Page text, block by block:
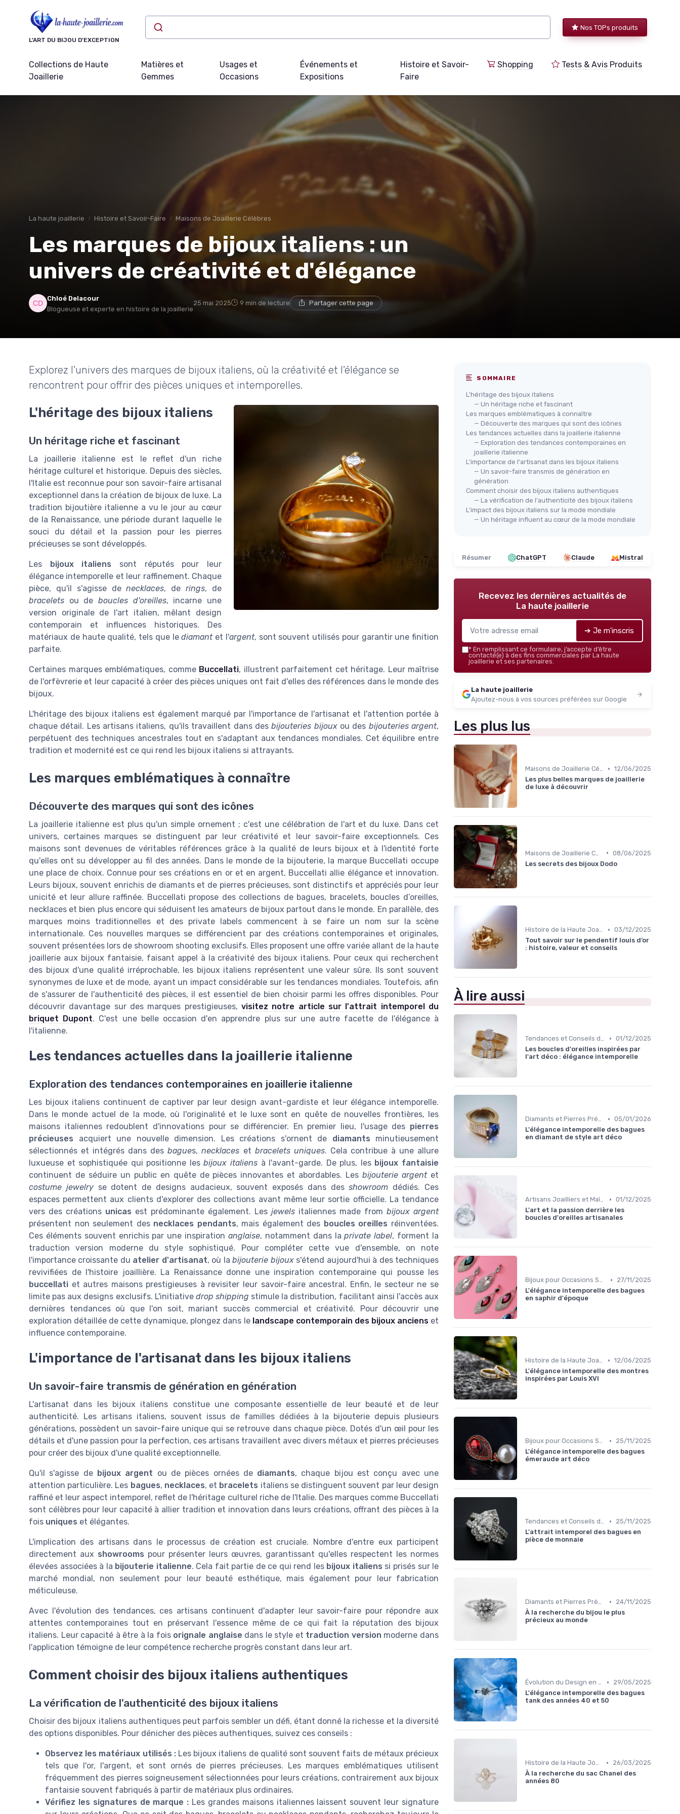
L’ART DU BIJOU D’EXCEPTION
Nos TOPs produits
Collections de Haute
Joaillerie
Matières et
Gemmes
Usages et
Occasions
Événements et
Expositions
Histoire et Savoir-
Faire
Shopping Tests & Avis Produits
La haute joaillerie Histoire et Savoir-Faire Maisons de Joaillerie Célèbres
Les marques de bijoux italiens : un
univers de créativité et d'élégance
Chloé Delacour
Blogueuse et experte en histoire de la joaillerie
25 mai 2025 9 min de lecture Partager cette page
Explorez l'univers des marques de bijoux italiens, où la créativité et l'élégance se
rencontrent pour offrir des pièces uniques et intemporelles.
L'héritage des bijoux italiens
Un héritage riche et fascinant
La joaillerie italienne est le reflet d'un riche
héritage culturel et historique. Depuis des siècles,
l'Italie est reconnue pour son savoir-faire artisanal
exceptionnel dans la création de bijoux de luxe. La
tradition bijoutière italienne a vu le jour au cœur
de la Renaissance, une période durant laquelle le
souci du détail et la passion pour les pierres
précieuses se sont développés.
Les bijoux italiens sont réputés pour leur
élégance intemporelle et leur raffinement. Chaque
pièce, qu'il s'agisse denecklaces, derings, de
bracelets ou de boucles d'oreilles, incarne une
version originale de l'art italien, mêlant design
contemporain et influences historiques. Des
matériaux de haute qualité, tels que lediamantet l'argent, sont souvent utilisés pour garantir une finition
parfaite.
Certaines marques emblématiques, comme Buccellati, illustrent parfaitement cet héritage. Leur maîtrise
de l'orfèvrerie et leur capacité à créer des pièces uniques ont fait d'elles des références dans le monde des
bijoux.
L'héritage des bijoux italiens est également marqué par l'importance de l'artisanat et l'attention portée à
chaque détail. Les artisans italiens, qu'ils travaillent dans desbijouteries bijouxou des bijouteries argent,
perpétuent des techniques ancestrales tout en s'adaptant aux tendances mondiales. Cet équilibre entre
tradition et modernité est ce qui rend les bijoux italiens si attrayants.
Les marques emblématiques à connaître
Découverte des marques qui sont des icônes
La joaillerie italienne est plus qu'un simple ornement ; c'est une célébration de l'art et du luxe. Dans cet
univers, certaines marques se distinguent par leur créativité et leur savoir-faire exceptionnels. Ces
maisons sont devenues de véritables références grâce à la qualité de leurs bijoux et à l'identité forte
qu'elles ont su développer au fil des années. Dans le monde de la bijouterie, la marque Buccellati occupe
une place de choix. Connue pour ses créations en or et en argent, Buccellati allie élégance et innovation.
Leurs bijoux, souvent enrichis de diamants et de pierres précieuses, sont distinctifs et appréciés pour leur
unicité et leur allure raffinée. Buccellati propose des collections de bagues, bracelets, boucles d’oreilles,
necklaces et bien plus encore qui séduisent les amateurs de bijoux partout dans le monde. En parallèle, des
marques moins traditionnelles et des private labels commencent à se faire un nom sur la scène
internationale. Ces nouvelles marques se différencient par des créations contemporaines et originales,
souvent présentées lors de showroom shooting exclusifs. Elles proposent une offre variée allant de la haute
joaillerie aux bijoux fantaisie, faisant appel à la créativité des bijoux italiens. Pour ceux qui recherchent
des bijoux d'une qualité irréprochable, les bijoux italiens représentent une valeur sûre. Ils sont souvent
synonymes de luxe et de mode, ayant un impact considérable sur les tendances mondiales. Toutefois, afin
de s'assurer de l'authenticité des pièces, il est essentiel de bien choisir parmi les offres disponibles. Pour
découvrir davantage sur des marques prestigieuses, visitez notre article sur l'attrait intemporel du
briquet Dupont. C'est une belle occasion d'en apprendre plus sur une autre facette de l'élégance à
l'italienne.
Les tendances actuelles dans la joaillerie italienne
Exploration des tendances contemporaines en joaillerie italienne
Les bijoux italiens continuent de captiver par leur design avant-gardiste et leur élégance intemporelle.
Dans le monde actuel de la mode, où l'originalité et le luxe sont en quête de nouvelles frontières, les
maisons italiennes redoublent d'innovations pour se différencier. En premier lieu, l'usage des pierres
précieuses acquiert une nouvelle dimension. Les créations s'ornent de diamants minutieusement
sélectionnés et intégrés dans desbagues,necklaces et bracelets uniques. Cela contribue à une allure
luxueuse et sophistiquée qui positionne lesbijoux italiens à l'avant-garde. De plus, les bijoux fantaisie
continuent de séduire un public en quête de pièces innovantes et abordables. Lesbijouterie argentet
costume jewelryse dotent de designs audacieux, souvent exposés dans desshowroom dédiés. Ces
espaces permettent aux clients d'explorer des collections avant même leur sortie officielle. La tendance
vers des créations unicas est prédominante également. Les jewels italiennes made from bijoux argent
présentent non seulement des necklaces pendants, mais également des boucles oreilles réinventées.
Ces éléments souvent enrichis par une inspiration anglaise, notamment dans laprivate label, forment la
traduction version moderne du style sophistiqué. Pour compléter cette vue d'ensemble, on note
l'importance croissante du atelier d'artisanat, où labijouterie bijouxs'étend aujourd'hui à des techniques
revivifiées de l'histoire joaillière. La Renaissance donne une inspiration contemporaine qui pousse les
buccellati et autres maisons prestigieuses à revisiter leur savoir-faire ancestral. Enfin, le secteur ne se
limite pas aux designs exclusifs. L'initiative drop shipping stimule la distribution, facilitant ainsi l'accès aux
dernières tendances où que l'on soit, mariant succès commercial et créativité. Pour découvrir une
exploration détaillée de cette dynamique, plongez dans le landscape contemporain des bijoux ancienset
influence contemporaine.
L'importance de l'artisanat dans les bijoux italiens
Un savoir-faire transmis de génération en génération
L'artisanat dans les bijoux italiens constitue une composante essentielle de leur beauté et de leur
authenticité. Les artisans italiens, souvent issus de familles dédiées à la bijouterie depuis plusieurs
générations, possèdent un savoir-faire unique qui se retrouve dans chaque pièce. Dotés d'un œil pour les
détails et d'une passion pour la perfection, ces artisans travaillent avec divers métaux et pierres précieuses
pour créer des bijoux d'une qualité exceptionnelle.
Qu'il s'agisse de bijoux argent ou de pièces ornées de diamants, chaque bijou est conçu avec une
attention particulière. Les bagues, necklaces, et bracelets italiens se distinguent souvent par leur design
raffiné et leur aspect intemporel, reflet de l'héritage culturel riche de l'Italie. Des marques comme Buccellati
sont célèbres pour leur capacité à allier tradition et innovation dans leurs créations, offrant des pièces à la
fois uniques et élégantes.
L'implication des artisans dans le processus de création est cruciale. Nombre d'entre eux participent
directement aux showrooms pour présenter leurs œuvres, garantissant qu'elles respectent les normes
élevées associées à la bijouterie italienne. Cela fait partie de ce qui rend les bijoux italiens si prisés sur le
marché mondial, non seulement pour leur beauté esthétique, mais également pour leur fabrication
méticuleuse.
Avec l'évolution des tendances, ces artisans continuent d'adapter leur savoir-faire pour répondre aux
attentes contemporaines tout en préservant l'essence même de ce qui fait la réputation des bijoux
italiens. Leur capacité à être à la fois orignale anglaise dans le style et traduction version moderne dans
l'application témoigne de leur compétence recherche progrès constant dans leur art.
Comment choisir des bijoux italiens authentiques
La vérification de l'authenticité des bijoux italiens
Choisir des bijoux italiens authentiques peut parfois sembler un défi, étant donné la richesse et la diversité
des options disponibles. Pour dénicher des pièces authentiques, suivez ces conseils :
Observez les matériaux utilisés :Les bijoux italiens de qualité sont souvent faits de métaux précieux
tels que l'or, l'argent, et sont ornés de pierres précieuses. Les marques emblématiques utilisent
fréquemment des pierres soigneusement sélectionnées pour leurs créations, contrairement aux bijoux
fantaisie souvent fabriqués à partir de matériaux plus ordinaires.
Vérifiez les signatures de marque : Les grandes maisons italiennes laissent souvent leur signature
SOMMAIRE
L'héritage des bijoux italiens
— Un héritage riche et fascinant
Les marques emblématiques à connaître
— Découverte des marques qui sont des icônes
Les tendances actuelles dans la joaillerie italienne
— Exploration des tendances contemporaines en
joaillerie italienne
L'importance de l'artisanat dans les bijoux italiens
— Un savoir-faire transmis de génération en
génération
Comment choisir des bijoux italiens authentiques
— La vérification de l'authenticité des bijoux italiens
L'impact des bijoux italiens sur la mode mondiale
— Un héritage influent au cœur de la mode mondiale
Résumer ChatGPT Claude Mistral
Recevez les dernières actualités de
La haute joaillerie
➔ Je m'inscris
* En remplissant ce formulaire, j’accepte d’être
contacté(e) à des fins commerciales par La haute
joaillerie et ses partenaires.
La haute joaillerie
Ajoutez-nous à vos sources préférées sur Google
Les plus lus
Maisons de Joaillerie Célèbres • 12/06/2025
Les plus belles marques de joaillerie
de luxe à découvrir
• 08/06/2025
Les secrets des bijoux Dodo
Histoire de la Haute Joaillerie • 03/12/2025
Tout savoir sur le pendentif louis d’or
: histoire, valeur et conseils
À lire aussi
Tendances et Conseils de Style • 01/12/2025
Les boucles d'oreilles inspirées par
l'art déco : élégance intemporelle
Diamants et Pierres Précieuses • 05/01/2026
L'élégance intemporelle des bagues
en diamant de style art déco
Artisans Joailliers et Maîtres Bijoutiers • 01/12/2025
L'art et la passion derrière les
boucles d'oreilles artisanales
Bijoux pour Occasions Spéciales •
27/11/2025
L'élégance intemporelle des bagues
en saphir d'époque
Histoire de la Haute Joaillerie • 12/06/2025
L'élégance intemporelle des montres
inspirées par Louis XVI
Bijoux pour Occasions Spéciales •
25/11/2025
L'élégance intemporelle des bagues
émeraude art déco
Tendances et Conseils de Style •
25/11/2025
L'attrait intemporel des bagues en
pièce de monnaie
Diamants et Pierres Précieuses •
24/11/2025
À la recherche du bijou le plus
précieux au monde
Évolution du Design en Joaillerie •
29/05/2025
L'élégance intemporelle des bagues
tank des années 40 et 50
Histoire de la Haute Joaillerie •
26/03/2025
À la recherche du sac Chanel des
années 80